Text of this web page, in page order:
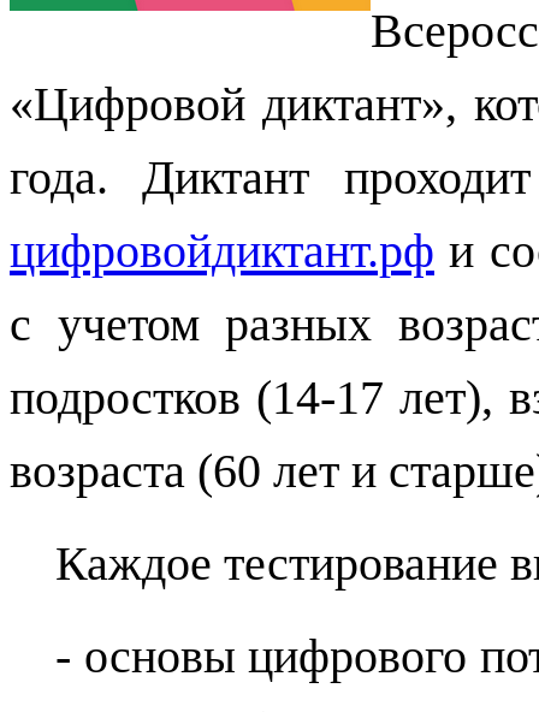
«Цифровой диктант»,
года. Диктант
цифровойдиктант.рф и
с учетом разных
подростков (14-17 лет),
возраста (60 лет и
Каждое тестирование
- основы цифрового